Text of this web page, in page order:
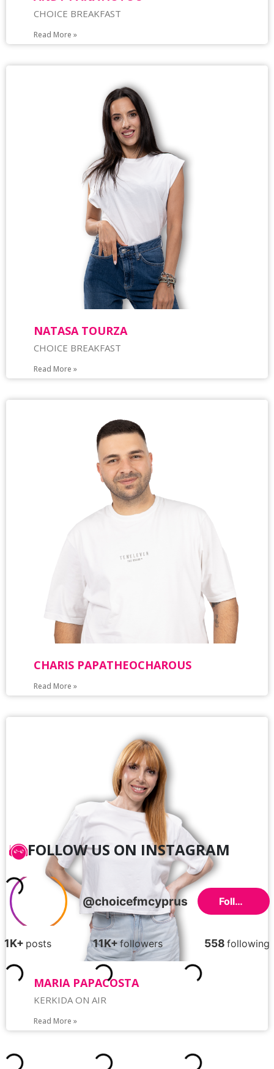
CHOICE BREAKFAST
Read More »
NATASA TOURZA
CHOICE BREAKFAST
Read More »
CHARIS PAPATHEOCHAROUS
Read More »
MARIA PAPACOSTA
KERKIDA ON AIR
Read More »
FOLLOW US ON INSTAGRAM